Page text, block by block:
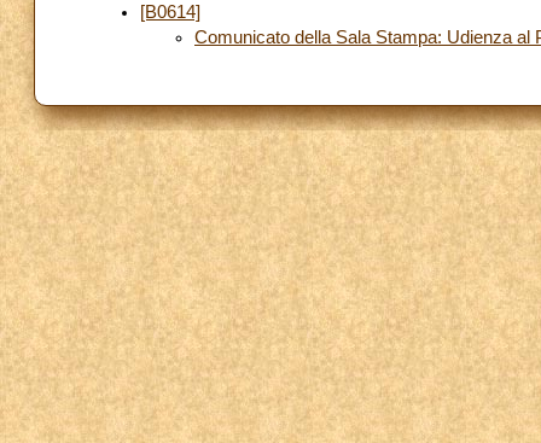
[B0614]
Comunicato della Sala Stampa: Udienza al